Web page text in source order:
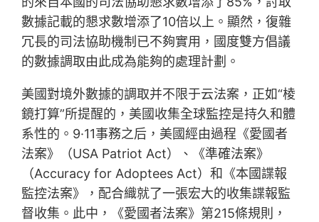
數據記載的懇求數增添了10倍以上。顯然，復雜
冗長的司法協助機制已不夠實用，國度雙方倡議
的數據調取由此成為能夠的處理計劃。
美國對境外數據的調取并不限于云法案，正如“棱
鏡打算”所提醒的，美國收集全球監控是持久和體
系性的。9·11事務之后，美國經由過程《愛國者
法案》（USA Patriot Act）、《準確法案》
（Accuracy for Adoptees Act）和《本國諜報
監控法案》，配合織就了一張宏大的收集諜報監
督收集。此中，《愛國者法案》第215條規則，